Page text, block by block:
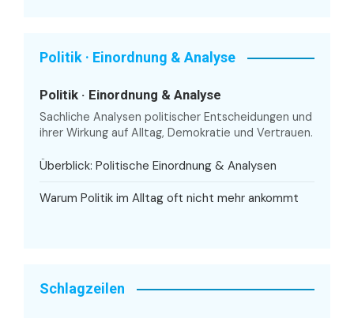
Politik · Einordnung & Analyse
Politik · Einordnung & Analyse
Sachliche Analysen politischer Entscheidungen und
ihrer Wirkung auf Alltag, Demokratie und Vertrauen.
Überblick: Politische Einordnung & Analysen
Warum Politik im Alltag oft nicht mehr ankommt
Schlagzeilen